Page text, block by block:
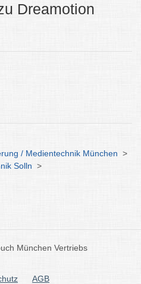
Dreamotion
/ Medientechnik München >
Solln >
München Vertriebs
AGB